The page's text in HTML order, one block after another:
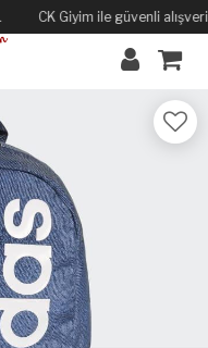
CK Giyim ile güvenli